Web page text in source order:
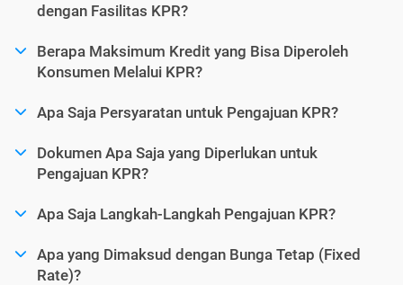
dengan Fasilitas KPR?
Berapa Maksimum Kredit yang Bisa Diperoleh
Konsumen Melalui KPR?
Apa Saja Persyaratan untuk Pengajuan KPR?
Dokumen Apa Saja yang Diperlukan untuk
Pengajuan KPR?
Apa Saja Langkah-Langkah Pengajuan KPR?
Apa yang Dimaksud dengan Bunga Tetap (Fixed
Rate)?